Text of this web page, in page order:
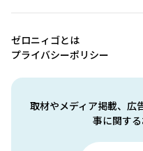
取材やメディア掲載、広
事に関す
ゼロニィゴとは
プライバシーポリシー